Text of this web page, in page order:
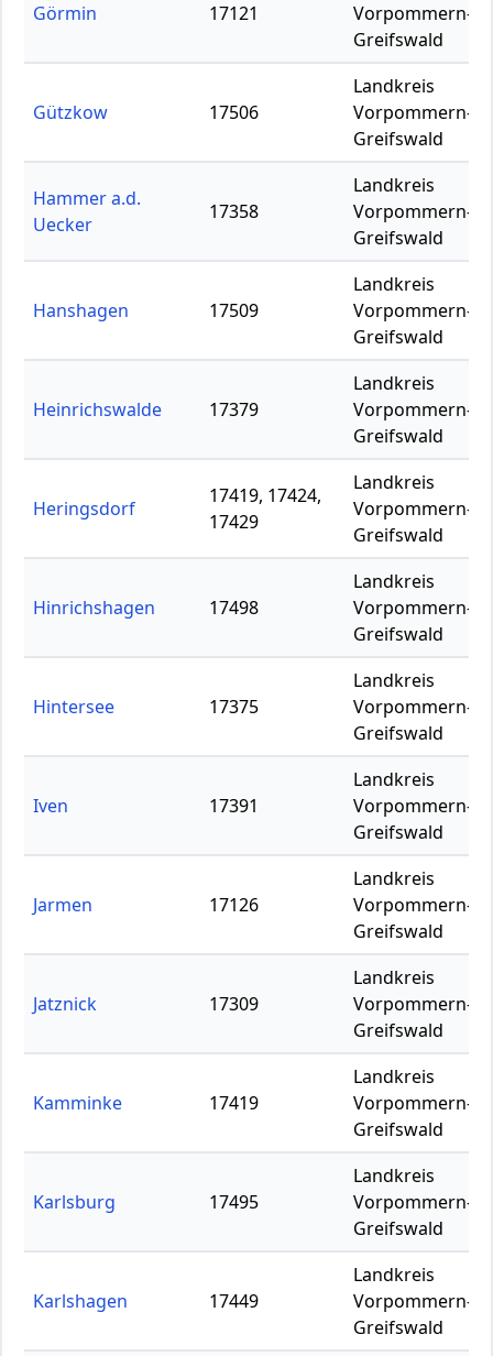
Görmin 17121
Vorpommern-
Greifswald
Gützkow 17506
Landkreis
Vorpommern-
Greifswald
Hammer a.d.
Uecker
17358
Landkreis
Vorpommern-
Greifswald
Hanshagen 17509
Landkreis
Vorpommern-
Greifswald
Heinrichswalde 17379
Landkreis
Vorpommern-
Greifswald
Heringsdorf
17419, 17424,
17429
Landkreis
Vorpommern-
Greifswald
Hinrichshagen 17498
Landkreis
Vorpommern-
Greifswald
Hintersee 17375
Landkreis
Vorpommern-
Greifswald
Iven 17391
Landkreis
Vorpommern-
Greifswald
Jarmen 17126
Landkreis
Vorpommern-
Greifswald
Jatznick 17309
Landkreis
Vorpommern-
Greifswald
Kamminke 17419
Landkreis
Vorpommern-
Greifswald
Karlsburg 17495
Landkreis
Vorpommern-
Greifswald
Karlshagen 17449
Landkreis
Vorpommern-
Greifswald